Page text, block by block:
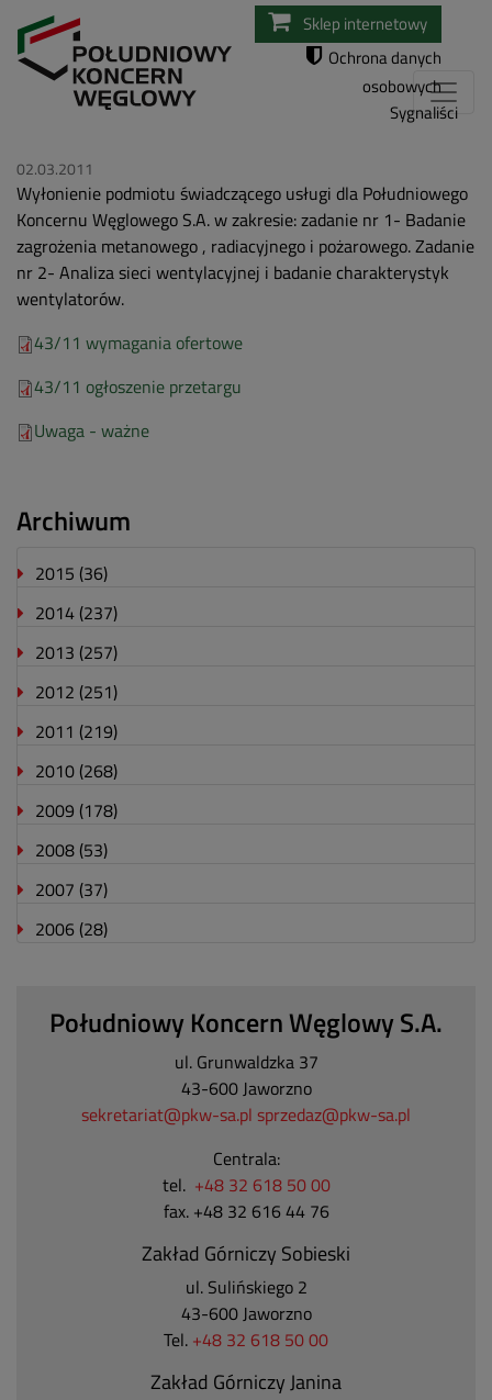
Przejdź
do
Sklep internetowy
Ochrona danych
osobowych
Sygnaliści
02.03.2011
Wyłonienie podmiotu świadczącego usługi dla Południowego
Koncernu Węglowego S.A. w zakresie: zadanie nr 1- Badanie
zagrożenia metanowego , radiacyjnego i pożarowego. Zadanie
nr 2- Analiza sieci wentylacyjnej i badanie charakterystyk
wentylatorów.
43/11 wymagania ofertowe
43/11 ogłoszenie przetargu
Uwaga - ważne
Archiwum
2015 (36)
2014 (237)
2013 (257)
2012 (251)
2011 (219)
2010 (268)
2009 (178)
2008 (53)
2007 (37)
2006 (28)
Południowy Koncern Węglowy S.A.
ul. Grunwaldzka 37
43-600 Jaworzno
sekretariat@pkw-sa.pl sprzedaz@pkw-sa.pl
Centrala:
tel. +48 32 618 50 00
fax. +48 32 616 44 76
Zakład Górniczy Sobieski
ul. Sulińskiego 2
43-600 Jaworzno
Tel. +48 32 618 50 00
Zakład Górniczy Janina